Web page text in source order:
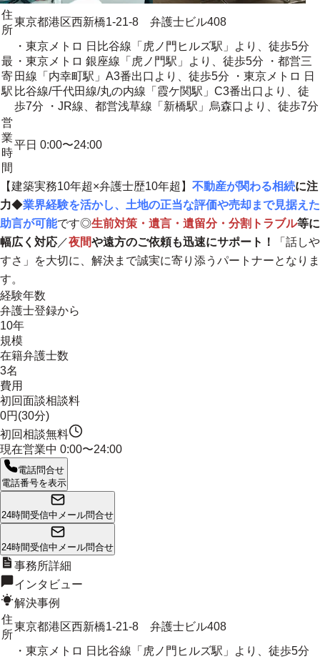
住
所
東京都港区西新橋1-21-8 弁護士ビル408
最
寄
駅
・東京メトロ 日比谷線「虎ノ門ヒルズ駅」より、徒歩5分
・東京メトロ 銀座線「虎ノ門駅」より、徒歩5分 ・都営三
田線「内幸町駅」A3番出口より、徒歩5分 ・東京メトロ 日
比谷線/千代田線/丸の内線「霞ケ関駅」C3番出口より、徒
歩7分 ・JR線、都営浅草線「新橋駅」烏森口より、徒歩7分
営
業
時
間
平日 0:00〜24:00
【建築実務10年超×弁護士歴10年超】 不動産が関わる相続に注
力◆業界経験を活かし、土地の正当な評価や売却まで見据えた
助言が可能です◎生前対策・遺言・遺留分・分割トラブル等に
幅広く対応 ／夜間や遠方のご依頼も迅速にサポート！
「話しや
すさ」を大切に、解決まで誠実に寄り添うパートナーとなりま
す。
経験年数
弁護士登録から
10年
規模
在籍弁護士数
3名
費用
初回面談相談料
0円(30分)
初回相談無料
現在営業中 0:00〜24:00
電話問合せ
電話番号を表示
24時間受信中 メール問合せ
24時間受信中 メール問合せ
事務所詳細
インタビュー
解決事例
住
所
東京都港区西新橋1-21-8 弁護士ビル408
・東京メトロ 日比谷線「虎ノ門ヒルズ駅」より、徒歩5分